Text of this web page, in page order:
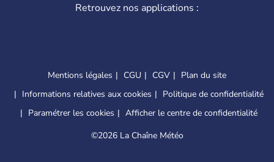
Retrouvez nos applications :
Mentions légales CGU CGV
Plan du site
Informations relatives aux cookies
Politique de confidentialité
Paramétrer les cookies
Afficher le centre de confidentialité
©2026 La Chaîne Météo